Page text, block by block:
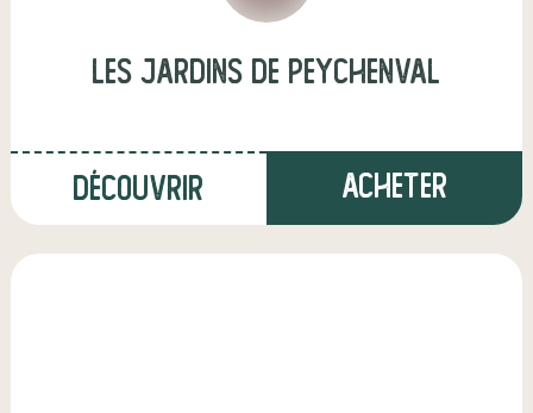
les jardins de peychenval
Découvrir Acheter